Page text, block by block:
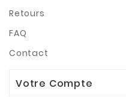
Retours
FAQ
Contact
Votre Compte